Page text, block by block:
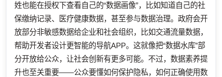
姓也能在授权下查看自己的“数据画像”，比如知道自己的社
保缴纳记录、医疗健康数据，甚至参与数据治理。政府会开
放部分非敏感数据给企业和社会组织，比如交通流量数据，
帮助开发者设计更智能的导航APP。这就像把“数据水库”部
分开放给公众，让社会创新有更多可能。不过，数据素养提
升也至关重要——公众要懂如何保护隐私，如何正确使用数